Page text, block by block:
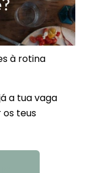
à rotina
a tua vaga
teus